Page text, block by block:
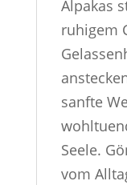
Alpakas
ruhigem
sanfte
Seele.
vom